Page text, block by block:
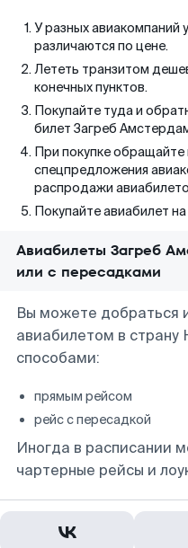
У разных авиакомпаний
различаются по цене.
Лететь транзитом
конечных пунктов.
Покупайте туда и
билет Загреб
При покупке обращайте
спецпредложения
распродажи
Покупайте авиабилет
Авиабилеты Загреб
или с пересадками
Вы можете добраться
авиабилетом в
способами:
прямым рейсом
рейс с пересадкой
Иногда в расписании
чартерные рейсы и